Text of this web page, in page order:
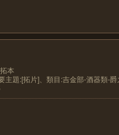
本
主題:[拓片]、類目:吉金部-酒器類-